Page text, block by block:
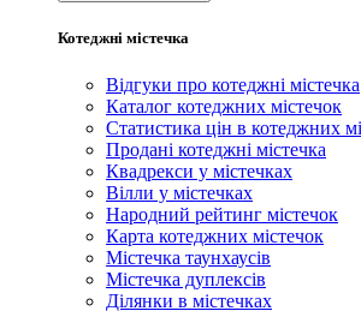
Котеджні містечка
Відгуки про котеджні містечка
Каталог котеджних містечок
Статистика цін в котеджних
Продані котеджні містечка
Квадрекси у містечках
Вілли у містечках
Народний рейтинг містечок
Карта котеджних містечок
Містечка таунхаусів
Містечка дуплексів
Ділянки в містечках